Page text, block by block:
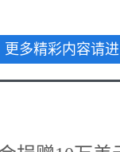
更多精彩内容请